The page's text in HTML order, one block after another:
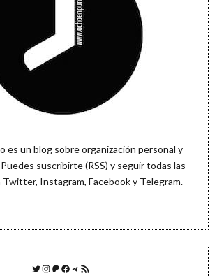
es un blog sobre organización personal y
suscribirte (RSS) y seguir todas las
Twitter, Instagram, Facebooky Telegram.
Twitter
Instagram
Patreon
Facebook
Telegram
Feed RSS